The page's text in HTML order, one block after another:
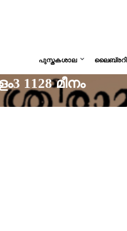
പുസ്തകശാല ലൈബ്രറി
മീനം